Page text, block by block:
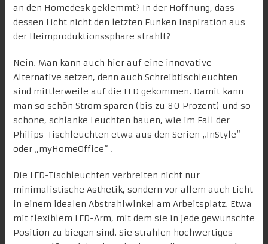
an den Homedesk geklemmt? In der Hoffnung, dass
dessen Licht nicht den letzten Funken Inspiration aus
der Heimproduktionssphäre strahlt?
Nein. Man kann auch hier auf eine innovative
Alternative setzen, denn auch Schreibtischleuchten
sind mittlerweile auf die LED gekommen. Damit kann
man so schön Strom sparen (bis zu 80 Prozent) und so
schöne, schlanke Leuchten bauen, wie im Fall der
Philips-Tischleuchten etwa aus den Serien „InStyle“
oder „myHomeOffice“ .
Die LED-Tischleuchten verbreiten nicht nur
minimalistische Ästhetik, sondern vor allem auch Licht
in einem idealen Abstrahlwinkel am Arbeitsplatz. Etwa
mit flexiblem LED-Arm, mit dem sie in jede gewünschte
Position zu biegen sind. Sie strahlen hochwertiges